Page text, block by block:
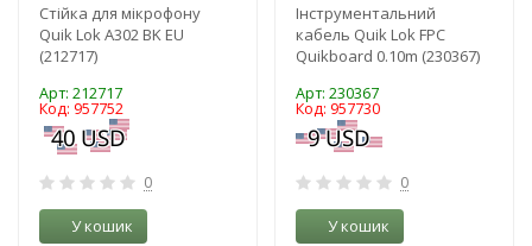
Стійка для мікрофону
Quik Lok A302 BK EU
(212717)
Арт: 212717
Код: 957752
0
У кошик
Інструментальний
кабель Quik Lok FPC
Quikboard 0.10m (230367)
Арт: 230367
Код: 957730
0
У кошик